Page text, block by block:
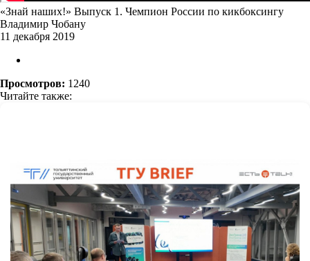
«Знай наших!» Выпуск 1. Чемпион России по кикбоксингу
Владимир Чобану
11 декабря 2019
Просмотров: 1240
Читайте также: